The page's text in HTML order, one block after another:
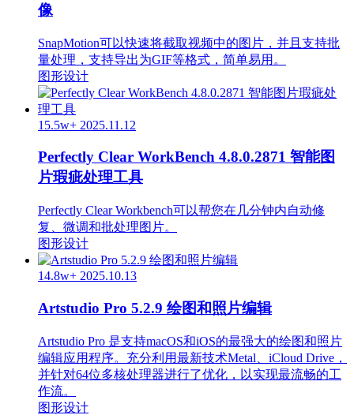
像
SnapMotion可以快速将截取视频中的图片，并且支持批
量处理，支持导出为GIF等格式，简单易用。
图形设计
15.5w+ 2025.11.12
Perfectly Clear WorkBench 4.8.0.2871 智能图
片瑕疵处理工具
Perfectly Clear Workbench可以帮您在几分钟内自动修
复、微调和批处理图片。
图形设计
14.8w+ 2025.10.13
Artstudio Pro 5.2.9 绘图和照片编辑
Artstudio Pro 是支持macOS和iOS的最强大的绘图和照片
编辑应用程序。充分利用最新技术Metal、iCloud Drive，
并针对64位多核处理器进行了优化，以实现最流畅的工
作流。
图形设计